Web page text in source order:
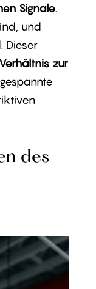
Signale.
und
Dieser
zur
des